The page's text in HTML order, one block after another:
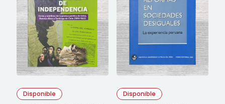
Disponible Disponible